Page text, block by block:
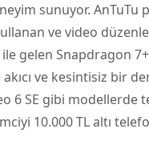
sunuyor. AnTuTu
ve video
gelen Snapdragon
ve kesintisiz bir
6 SE gibi
10.000 TL altı